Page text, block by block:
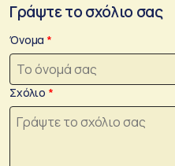
Γράψτε το σχόλιο σας
Όνομα
Σχόλιο